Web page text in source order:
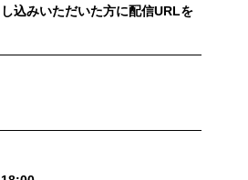
込みいただいた方に配信URLを